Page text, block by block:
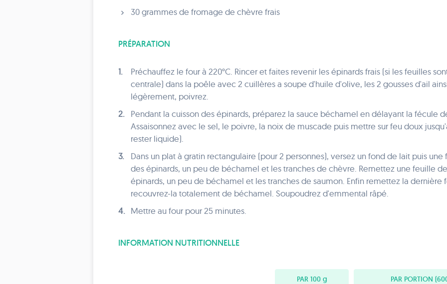
30 grammes de fromage de chèvre frais
PRÉPARATION
1.
Préchauffez le four à 220°C. Rincer et faites revenir les épinards frais (si les feuilles
centrale) dans la poêle avec 2 cuillères a soupe d'huile d'olive, les 2 gousses d'ail
légèrement, poivrez.
2.
Pendant la cuisson des épinards, préparez la sauce béchamel en délayant la fécule
Assaisonnez avec le sel, le poivre, la noix de muscade puis mettre sur feu doux
rester liquide).
3.
Dans un plat à gratin rectangulaire (pour 2 personnes), versez un fond de lait puis
des épinards, un peu de béchamel et les tranches de chèvre. Remettez une feuille
épinards, un peu de béchamel et les tranches de saumon. Enfin remettez la dernière
recouvrez-la totalement de béchamel. Soupoudrez d'emmental râpé.
4.
Mettre au four pour 25 minutes.
INFORMATION NUTRITIONNELLE
PAR 100 g PAR PORTION